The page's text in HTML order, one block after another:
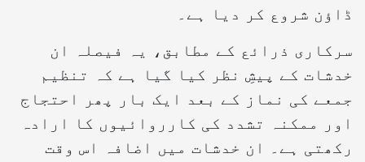
ڈاؤن شروع کر دیا ہے۔
سرکاری ذرائع کے مطابق، یہ فیصلہ ان
خدشات کے پیشِ نظر کیا گیا ہے کہ تنظیم
جمعے کی نماز کے بعد ایک بار پھر احتجاج
اور ممکنہ تشدد کی کارروائیوں کا ارادہ
رکھتی ہے۔ ان خدشات میں اضافہ اس وقت